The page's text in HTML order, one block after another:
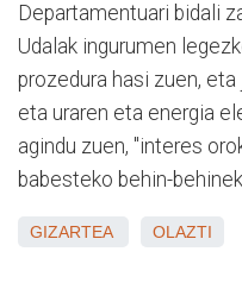
Departamentuari bidali
Udalak ingurumen
prozedura hasi zuen,
eta uraren eta energia
agindu zuen, "interes
babesteko behin-
GIZARTEA OLAZTI